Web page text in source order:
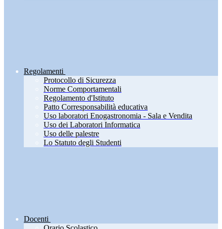
Regolamenti
Protocollo di Sicurezza
Norme Comportamentali
Regolamento d'Istituto
Patto Corresponsabilità educativa
Uso laboratori Enogastronomia - Sala e Vendita
Uso dei Laboratori Informatica
Uso delle palestre
Lo Statuto degli Studenti
Docenti